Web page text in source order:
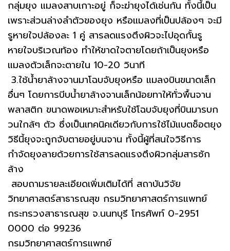
กลุ่มยุง แมลงสาบเกาะอยู่ ก็จะฆ่ายุงได้เช่นกัน ทั้งนี้เป็น
เพราะส่วนล่างลำตัวของยุง หรือแมลงที่เป็นปล้องๆ จะมี
รูหายใจปล้องละ 1 คู่ สารลดแรงตึงผิวจะไปอุดกั้นรู
หายใจบริเวณท้อง ทำให้ขาดใจตายโดยถ้าเป็นยุงหรือ
แมลงตัวเล็กจะตายใน 10-20 วินาที
3.ใช้น้ำยาล้างจานมาโฉบจับยุงหรือ แมลงบินขนาดเล็ก
อื่นๆ โดยการบีบน้ำยาล้างจานเล็กน้อยทาให้ทั่วพื้นจาน
พลาสติก ขนาดพอเหมาะสำหรับใช้โฉบจับยุงที่บินมารบก
วนใกล้ๆ ตัว ซึ่งเป็นเทคนิคเดียวกับการใช้ไม้แบตช็อตยุง
วิธีนี้ยุงจะถูกจับตายอยู่บนจาน ทั้งนี้ผู้ที่สนใจวิธีการ
กำจัดยุงลายด้วยการใช้สารลดแรงตึงผิวกลุ่มสารซัก
ล้าง
สอบถามรายละเอียดเพิ่มเติมได้ที่ สถาบันวิจัย
วิทยาศาสตร์สาธารณสุข กรมวิทยาศาสตร์การแพทย์
กระทรวงสาธารณสุข จ.นนทบุรี โทรศัพท์ 0-2951
0000 ต่อ 99236
กรมวิทยาศาสตร์การแพทย์